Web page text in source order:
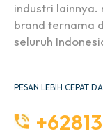
industri
brand ternama
seluruh
PESAN LEBIH CEPAT